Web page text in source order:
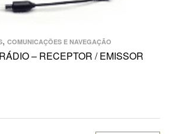
, COMUNICAÇÕES E NAVEGAÇÃO
– RECEPTOR / EMISSOR